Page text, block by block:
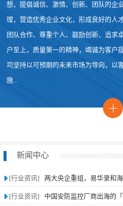
想，提倡诚信、激情、创新、团队的企
理，营造优秀企业文化，形成良好的人
团队合作、尊重个人、鼓励创新、追求
户至上，质量第一的精神，竭诚为客户
司坚持以可预期的未来市场为导向，以
施...
新闻中心
[行业资讯] 两大央企重组，易华录和海
[行业资讯] 中国安防监控厂商出海的「